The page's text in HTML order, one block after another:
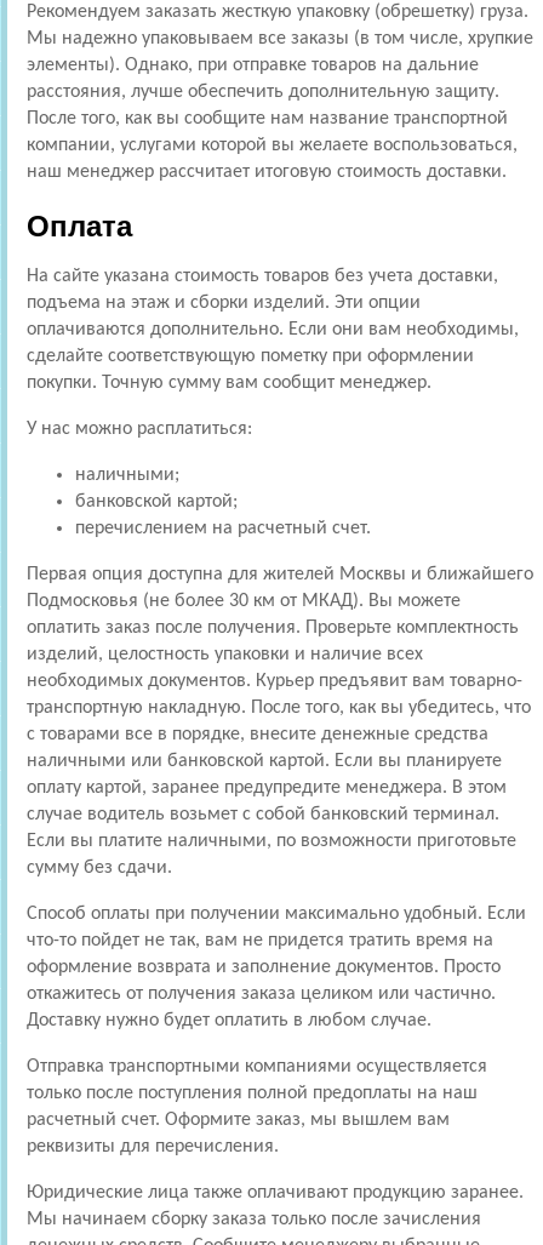
Рекомендуем заказать жесткую упаковку (обрешетку) груза.
Мы надежно упаковываем все заказы (в том числе, хрупкие
элементы). Однако, при отправке товаров на дальние
расстояния, лучше обеспечить дополнительную защиту.
После того, как вы сообщите нам название транспортной
компании, услугами которой вы желаете воспользоваться,
наш менеджер рассчитает итоговую стоимость доставки.
Оплата
На сайте указана стоимость товаров без учета доставки,
подъема на этаж и сборки изделий. Эти опции
оплачиваются дополнительно. Если они вам необходимы,
сделайте соответствующую пометку при оформлении
покупки. Точную сумму вам сообщит менеджер.
У нас можно расплатиться:
наличными;
банковской картой;
перечислением на расчетный счет.
Первая опция доступна для жителей Москвы и ближайшего
Подмосковья (не более 30 км от МКАД). Вы можете
оплатить заказ после получения. Проверьте комплектность
изделий, целостность упаковки и наличие всех
необходимых документов. Курьер предъявит вам товарно-
транспортную накладную. После того, как вы убедитесь, что
с товарами все в порядке, внесите денежные средства
наличными или банковской картой. Если вы планируете
оплату картой, заранее предупредите менеджера. В этом
случае водитель возьмет с собой банковский терминал.
Если вы платите наличными, по возможности приготовьте
сумму без сдачи.
Способ оплаты при получении максимально удобный. Если
что-то пойдет не так, вам не придется тратить время на
оформление возврата и заполнение документов. Просто
откажитесь от получения заказа целиком или частично.
Доставку нужно будет оплатить в любом случае.
Отправка транспортными компаниями осуществляется
только после поступления полной предоплаты на наш
расчетный счет. Оформите заказ, мы вышлем вам
реквизиты для перечисления.
Юридические лица также оплачивают продукцию заранее.
Мы начинаем сборку заказа только после зачисления